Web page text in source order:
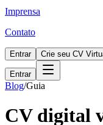
Imprensa
Contato
Entrar Crie seu CV
Entrar
Blog/Guia
CV digital